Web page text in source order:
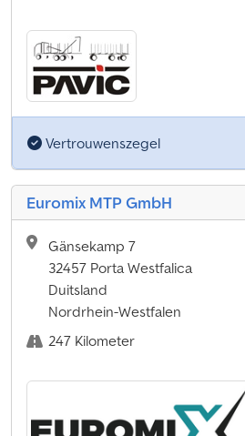
Vertrouwenszegel
Euromix MTP GmbH
Gänsekamp 7
32457 Porta Westfalica
Duitsland
Nordrhein-Westfalen
247 Kilometer